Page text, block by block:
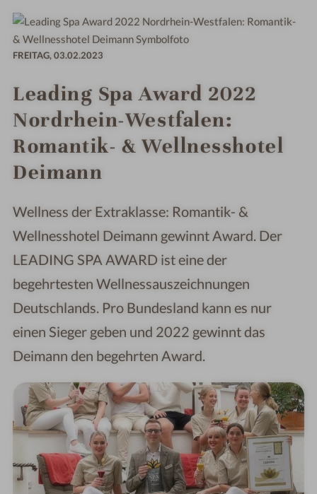
FREITAG,03.02.2023
Leading Spa Award 2022
Nordrhein-Westfalen:
Romantik- & Wellnesshotel
Deimann
Wellness der Extraklasse: Romantik- &
Wellnesshotel Deimann gewinnt Award. Der
LEADING SPA AWARD ist eine der
begehrtesten Wellnessauszeichnungen
Deutschlands. Pro Bundesland kann es nur
einen Sieger geben und 2022 gewinnt das
Deimann den begehrten Award.